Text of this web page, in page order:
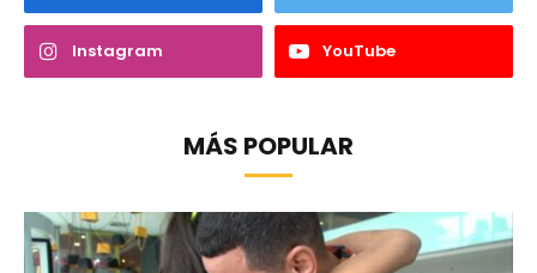
Instagram YouTube
MÁS POPULAR